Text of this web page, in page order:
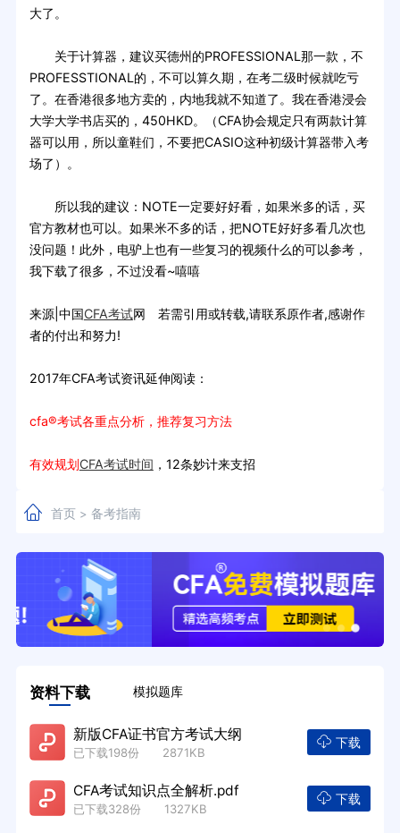
大了。
关于计算器，建议买德州的PROFESSIONAL那一款，不
PROFESSTIONAL的，不可以算久期，在考二级时候就吃亏
了。在香港很多地方卖的，内地我就不知道了。我在香港浸会
大学大学书店买的，450HKD。（CFA协会规定只有两款计算
器可以用，所以童鞋们，不要把CASIO这种初级计算器带入考
场了）。
所以我的建议：NOTE一定要好好看，如果米多的话，买
官方教材也可以。如果米不多的话，把NOTE好好多看几次也
没问题！此外，电驴上也有一些复习的视频什么的可以参考，
我下载了很多，不过没看~嘻嘻
来源|中国CFA考试网 若需引用或转载,请联系原作者,感谢作
者的付出和努力!
2017年CFA考试资讯延伸阅读：
cfa®考试各重点分析，推荐复习方法
有效规划CFA考试时间 ，12条妙计来支招
首页> 备考指南
资料下载 模拟题库
新版CFA证书官方考试大纲
已下载198份 2871KB
下载
CFA考试知识点全解析.pdf
已下载328份 1327KB
下载